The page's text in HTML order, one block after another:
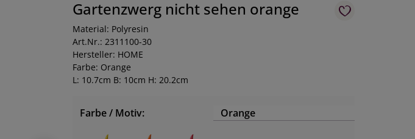
Gartenzwerg nicht sehen orange
Material: Polyresin
Art.Nr.: 2311100-30
Hersteller: HOME
Farbe: Orange
L: 10.7cm B: 10cm H: 20.2cm
Farbe / Motiv: Orange